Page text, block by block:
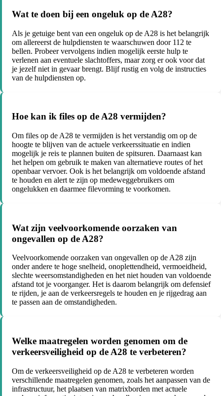
Wat te doen bij een ongeluk op de A28?
Als je getuige bent van een ongeluk op de A28 is het belangrijk
om allereerst de hulpdiensten te waarschuwen door 112 te
bellen. Probeer vervolgens indien mogelijk eerste hulp te
verlenen aan eventuele slachtoffers, maar zorg er ook voor dat
je jezelf niet in gevaar brengt. Blijf rustig en volg de instructies
van de hulpdiensten op.
Hoe kan ik files op de A28 vermijden?
Om files op de A28 te vermijden is het verstandig om op de
hoogte te blijven van de actuele verkeerssituatie en indien
mogelijk je reis te plannen buiten de spitsuren. Daarnaast kan
het helpen om gebruik te maken van alternatieve routes of het
openbaar vervoer. Ook is het belangrijk om voldoende afstand
te houden en alert te zijn op medeweggebruikers om
ongelukken en daarmee filevorming te voorkomen.
Wat zijn veelvoorkomende oorzaken van
ongevallen op de A28?
Veelvoorkomende oorzaken van ongevallen op de A28 zijn
onder andere te hoge snelheid, onoplettendheid, vermoeidheid,
slechte weersomstandigheden en het niet houden van voldoende
afstand tot je voorganger. Het is daarom belangrijk om defensief
te rijden, je aan de verkeersregels te houden en je rijgedrag aan
te passen aan de omstandigheden.
Welke maatregelen worden genomen om de
verkeersveiligheid op de A28 te verbeteren?
Om de verkeersveiligheid op de A28 te verbeteren worden
verschillende maatregelen genomen, zoals het aanpassen van de
infrastructuur, het plaatsen van matrixborden met actuele